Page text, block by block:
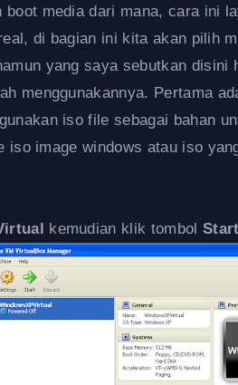
boot media dari mana, cara ini
di bagian ini kita akan pilih
yang saya sebutkan disini
menggunakannya. Pertama
iso file sebagai bahan
iso image windows atau iso
kemudian klik tombol Start